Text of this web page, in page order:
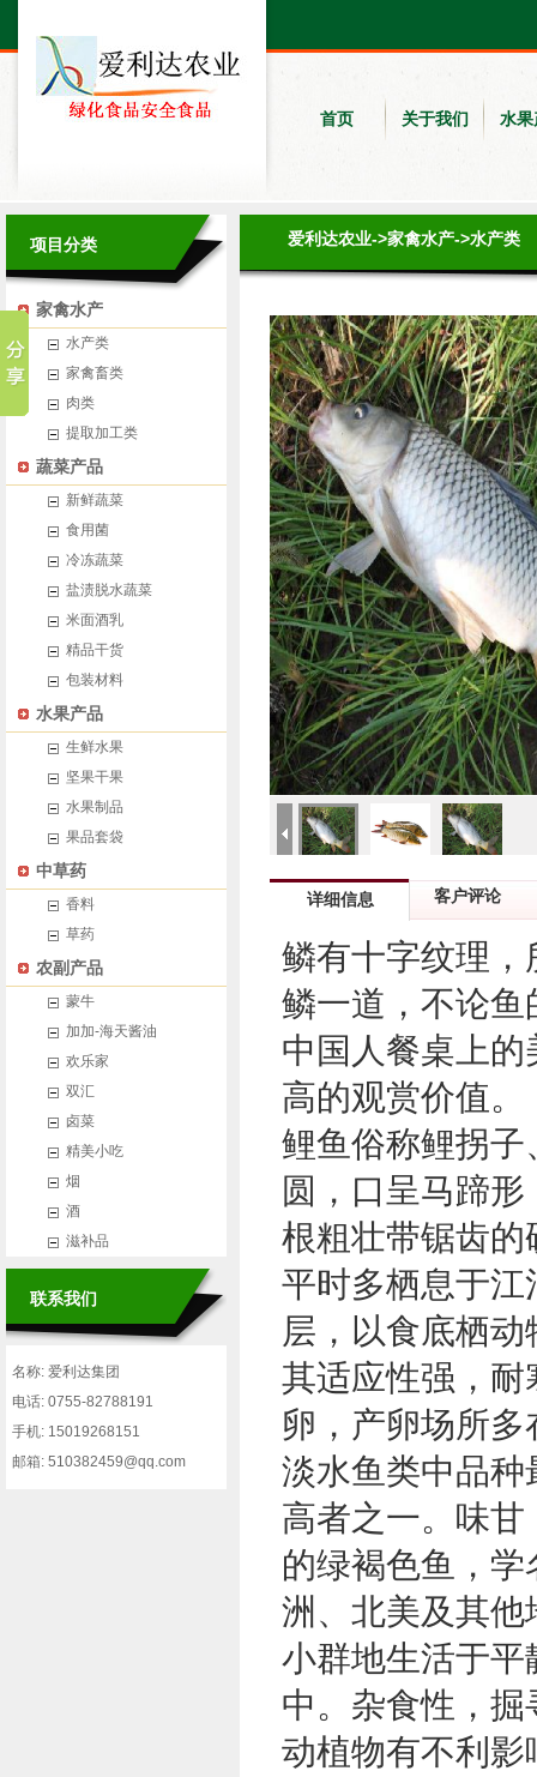
首页 关于我们 水果
项目分类
家禽水产
水产类
家禽畜类
肉类
提取加工类
蔬菜产品
新鲜蔬菜
食用菌
冷冻蔬菜
盐渍脱水蔬菜
米面酒乳
精品干货
包装材料
水果产品
生鲜水果
坚果干果
水果制品
果品套袋
中草药
香料
草药
农副产品
蒙牛
加加-海天酱油
欢乐家
双汇
卤菜
精美小吃
烟
酒
滋补品
联系我们
名称: 爱利达集团
电话: 0755-82788191
手机: 15019268151
邮箱: 510382459@qq.com
爱利达农业->家禽水产->水产类
详细信息 客户评论
鳞有十字纹理，
鳞一道，不论
中国人餐桌上
高的观赏价值。
鲤鱼俗称鲤拐子
圆，口呈马蹄
根粗壮带锯齿
平时多栖息于
层，以食底栖动
其适应性强，
卵，产卵场所
淡水鱼类中品
高者之一。味
的绿褐色鱼，
洲 、北美及其他
小群地生活于平
中。杂食性，
动植物有不利